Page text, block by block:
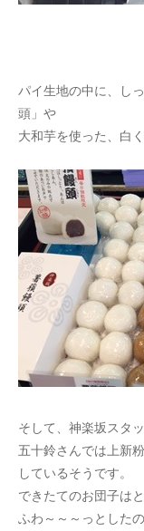
パイ生地の中に、し
頭」や
大和芋を使った、白
そして、神楽坂スタ
五十鈴さんでは上新
しているそうです。
できたてのお団子は
ふわ～～～っとした